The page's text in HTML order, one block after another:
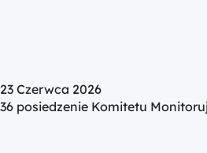
23 Czerwca 2026
36 posiedzenie Komitetu